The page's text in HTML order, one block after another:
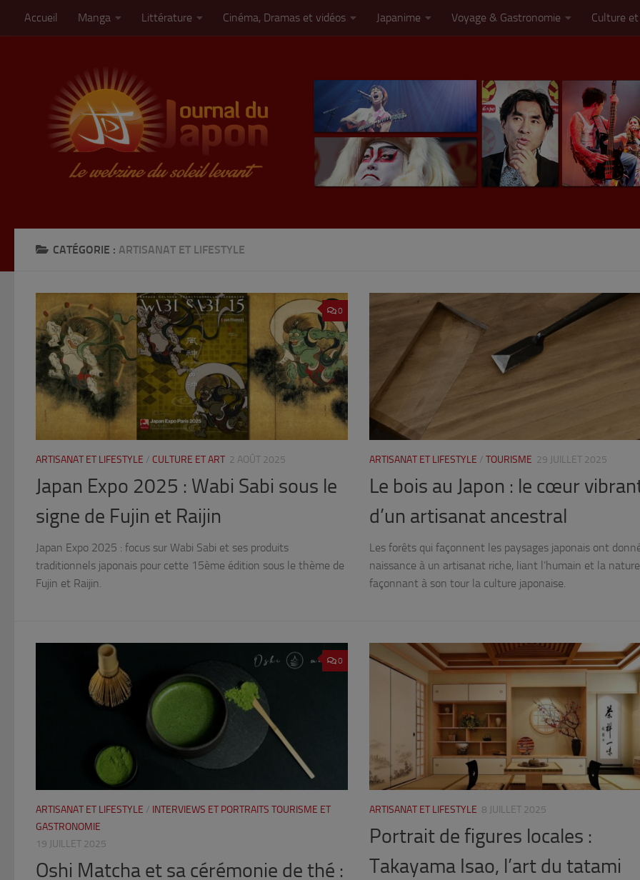
Skip to content
Accueil Manga Littérature Cinéma, Dramas et vidéos Japanime Voyage & Gastronomie Culture
CATÉGORIE : ARTISANAT ET LIFESTYLE
0
ARTISANAT ET LIFESTYLE / CULTURE ET ART 2 AOÛT 2025
Japan Expo 2025 : Wabi Sabi sous le
signe de Fujin et Raijin
Japan Expo 2025 : focus sur Wabi Sabi et ses produits
traditionnels japonais pour cette 15ème édition sous le thème de
Fujin et Raijin.
ARTISANAT ET LIFESTYLE / TOURISME 29 JUILLET 2025
Le bois au Japon : le cœur
d’un artisanat ancestral
Les forêts qui façonnent les paysages japonais ont
naissance à un artisanat riche, liant l’humain et la
façonnant à son tour la culture japonaise.
0
ARTISANAT ET LIFESTYLE / INTERVIEWS ET PORTRAITS TOURISME ET
GASTRONOMIE
19 JUILLET 2025
Oshi Matcha et sa cérémonie de thé :
ARTISANAT ET LIFESTYLE 8 JUILLET 2025
Portrait de figures locales :
Takayama Isao, l’art du tatami